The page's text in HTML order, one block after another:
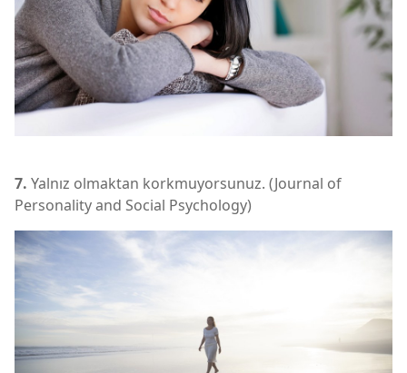
7. Yalnız olmaktan korkmuyorsunuz. (Journal of
Personality and Social Psychology)